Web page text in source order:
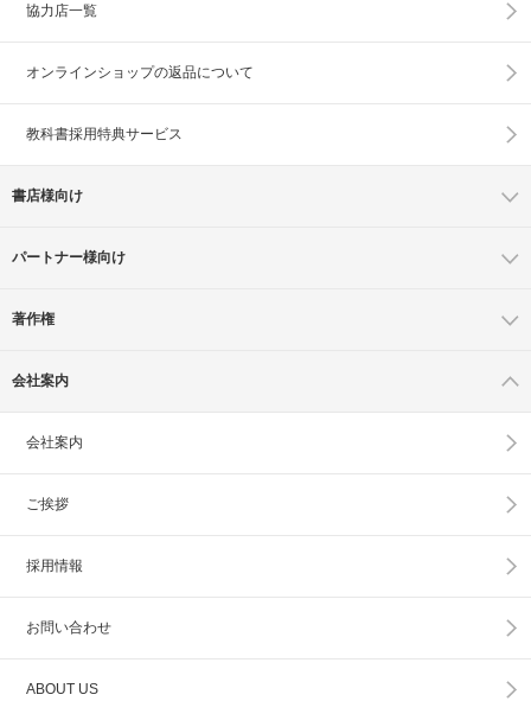
協力店一覧
オンラインショップの返品について
教科書採用特典サービス
書店様向け
パートナー様向け
著作権
会社案内
会社案内
ご挨拶
採用情報
お問い合わせ
ABOUT US